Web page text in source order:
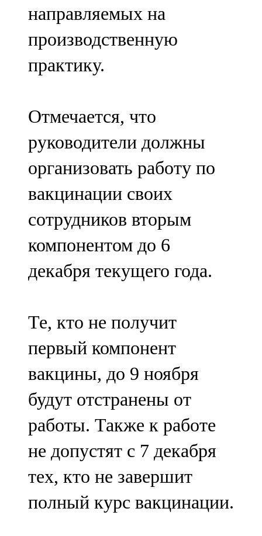
направляемых на
производственную
практику.
Отмечается, что
руководители должны
организовать работу по
вакцинации своих
сотрудников вторым
компонентом до 6
декабря текущего года.
Те, кто не получит
первый компонент
вакцины, до 9 ноября
будут отстранены от
работы. Также к работе
не допустят с 7 декабря
тех, кто не завершит
полный курс вакцинации.